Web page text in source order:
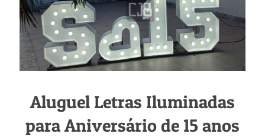
Aluguel Letras Iluminadas
para Aniversário de 15 anos